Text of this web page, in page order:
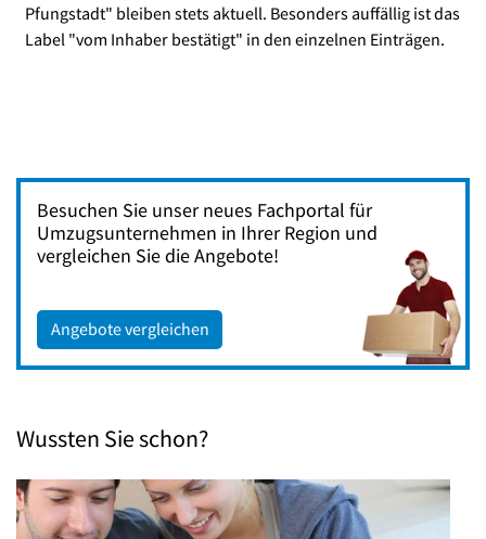
Pfungstadt" bleiben stets aktuell. Besonders auffällig ist das
Label "vom Inhaber bestätigt" in den einzelnen Einträgen.
Besuchen Sie unser neues Fachportal für
Umzugsunternehmen in Ihrer Region und
vergleichen Sie die Angebote!
Angebote vergleichen
Wussten Sie schon?